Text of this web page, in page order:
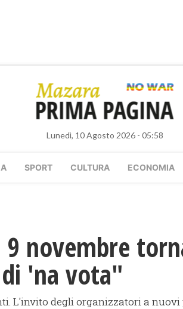
Lunedì, 10 Agosto 2026 - 05:58
SPORT CULTURA ECONOMIA
9 novembre
'na vota"
L'invito degli organizzatori a